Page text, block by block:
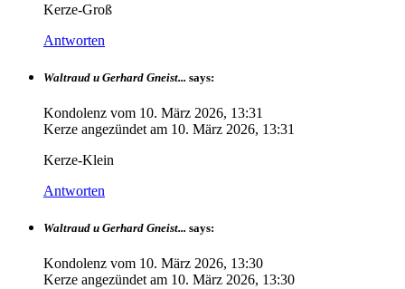
Kerze-Groß
Antworten
Waltraud u Gerhard Gneist... says:
Kondolenz vom 10. März 2026, 13:31
Kerze angezündet am 10. März 2026, 13:31
Kerze-Klein
Antworten
Waltraud u Gerhard Gneist... says:
Kondolenz vom 10. März 2026, 13:30
Kerze angezündet am 10. März 2026, 13:30